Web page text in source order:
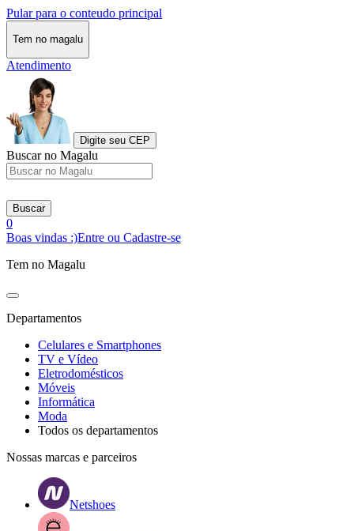
Pular para o conteudo principal
Tem no magalu
Atendimento
Digite seu CEP
Buscar no Magalu
Buscar
0
Boas vindas :)Entre ou Cadastre-se
Tem no Magalu
Departamentos
Celulares e Smartphones
TV e Vídeo
Eletrodomésticos
Móveis
Informática
Moda
Todos os departamentos
Nossas marcas e parceiros
Netshoes